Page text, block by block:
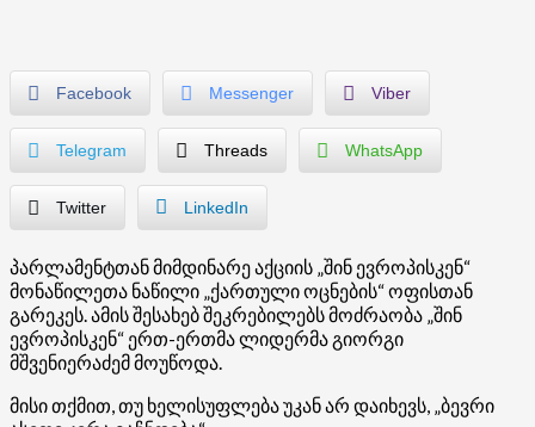
Facebook Messenger Viber
Telegram Threads WhatsApp
Twitter LinkedIn
პარლამენტთან მიმდინარე აქციის „შინ ევროპისკენ“
მონაწილეთა ნაწილი „ქართული ოცნების“ ოფისთან
გარეკეს. ამის შესახებ შეკრებილებს მოძრაობა „შინ
ევროპისკენ“ ერთ-ერთმა ლიდერმა გიორგი
მშვენიერაძემ მოუწოდა.
მისი თქმით, თუ ხელისუფლება უკან არ დაიხევს, „ბევრი